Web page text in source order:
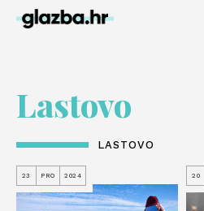
Lastovo
LASTOVO
23 PRO 2024 20